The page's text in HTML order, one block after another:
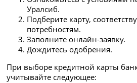
Уралсиб.
Подберите карту,
потребностям.
Заполните онлайн-заявку.
Дождитесь одобрения.
При выборе кредитной карты
учитывайте следующее: